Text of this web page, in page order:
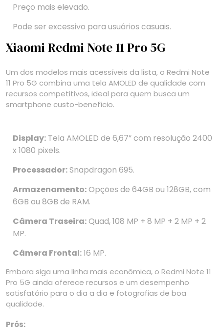
Preço mais elevado.
Pode ser excessivo para usuários casuais.
Xiaomi Redmi Note 11 Pro 5G
Um dos modelos mais acessíveis da lista, o Redmi Note
11 Pro 5G combina uma tela AMOLED de qualidade com
recursos competitivos, ideal para quem busca um
smartphone custo-benefício.
Display: Tela AMOLED de 6,67” com resolução 2400
x 1080 pixels.
Processador:Snapdragon 695.
Armazenamento:Opções de 64GB ou 128GB, com
6GB ou 8GB de RAM.
Câmera Traseira:Quad, 108 MP + 8 MP + 2 MP + 2
MP.
Câmera Frontal:16 MP.
Embora siga uma linha mais econômica, o Redmi Note 11
Pro 5G ainda oferece recursos e um desempenho
satisfatório para o dia a dia e fotografias de boa
qualidade.
Prós: